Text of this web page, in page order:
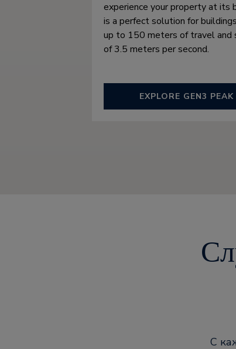
experience your property at its
is a perfect solution for
up to 150 meters of travel and
of 3.5 meters per second.
EXPLORE GEN3 PEAK
С